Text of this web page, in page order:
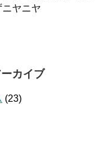
ニヤニヤ
カイブ
(23)